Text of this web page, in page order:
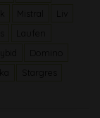
Mistral
Laufen
Stargres